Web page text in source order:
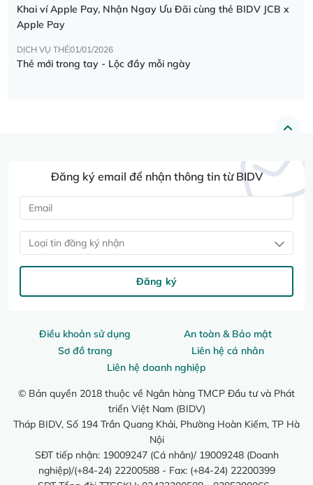
Khai ví Apple Pay, Nhận Ngay Ưu Đãi cùng thẻ BIDV JCB x
Apple Pay
DỊCH VỤ THẺ01/01/2026
Thẻ mới trong tay - Lộc đầy mỗi ngày
Điều khoản sử dụng
An toàn & Bảo mật
Sơ đồ trang
Liên hệ cá nhân
Liên hệ doanh nghiệp
© Bản quyền 2018 thuộc về Ngân hàng TMCP Đầu tư và Phát
triển Việt Nam (BIDV)
Tháp BIDV, Số 194 Trần Quang Khải, Phường Hoàn Kiếm, TP Hà
Nội
SĐT tiếp nhận: 19009247 (Cá nhân)/ 19009248 (Doanh
nghiệp)/(+84-24) 22200588 - Fax: (+84-24) 22200399
Đăng ký email để nhận thông tin từ BIDV
Loại tin đăng ký nhận
Đăng ký